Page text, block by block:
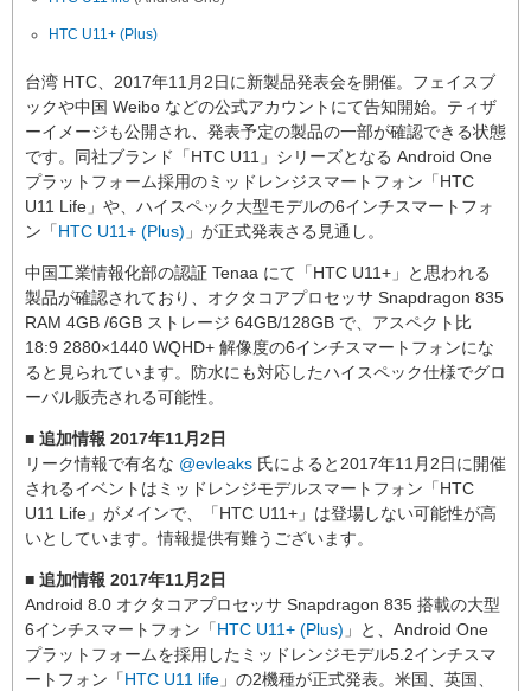
HTC U11+ (Plus)
台湾 HTC、2017年11月2日に新製品発表会を開催。フェイスブ
ックや中国 Weibo などの公式アカウントにて告知開始。ティザ
ーイメージも公開され、発表予定の製品の一部が確認できる状態
です。同社ブランド「HTC U11」シリーズとなる Android One
プラットフォーム採用のミッドレンジスマートフォン「HTC
U11 Life」や、ハイスペック大型モデルの6インチスマートフォ
ン「HTC U11+ (Plus) 」が正式発表さる見通し。
中国工業情報化部の認証 Tenaa にて「HTC U11+」と思われる
製品が確認されており、オクタコアプロセッサ Snapdragon 835
RAM 4GB /6GB ストレージ 64GB/128GB で、アスペクト比
18:9 2880×1440 WQHD+ 解像度の6インチスマートフォンにな
ると見られています。防水にも対応したハイスペック仕様でグロ
ーバル販売される可能性。
■ 追加情報 2017年11月2日
リーク情報で有名な @evleaks 氏によると2017年11月2日に開催
されるイベントはミッドレンジモデルスマートフォン「HTC
U11 Life」がメインで、「HTC U11+」は登場しない可能性が高
いとしています。情報提供有難うございます。
■ 追加情報 2017年11月2日
Android 8.0 オクタコアプロセッサ Snapdragon 835 搭載の大型
6インチスマートフォン「HTC U11+ (Plus) 」と、Android One
プラットフォームを採用したミッドレンジモデル5.2インチスマ
ートフォン「HTC U11 life 」の2機種が正式発表。米国、英国、